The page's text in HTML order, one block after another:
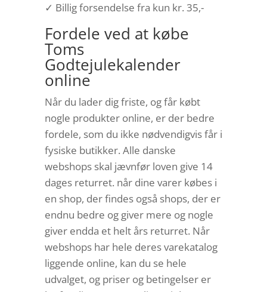
✓ Billig forsendelse fra kun kr. 35,-
Fordele ved at købe
Toms
Godtejulekalender
online
Når du lader dig friste, og får købt
nogle produkter online, er der bedre
fordele, som du ikke nødvendigvis får i
fysiske butikker. Alle danske
webshops skal jævnfør loven give 14
dages returret. når dine varer købes i
en shop, der findes også shops, der er
endnu bedre og giver mere og nogle
giver endda et helt års returret. Når
webshops har hele deres varekatalog
liggende online, kan du se hele
udvalget, og priser og betingelser er